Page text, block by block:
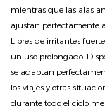
mientras que las alas
ajustan perfectamente
Libres de irritantes
un uso prolongado.
se adaptan
los viajes y otras
durante todo el ciclo